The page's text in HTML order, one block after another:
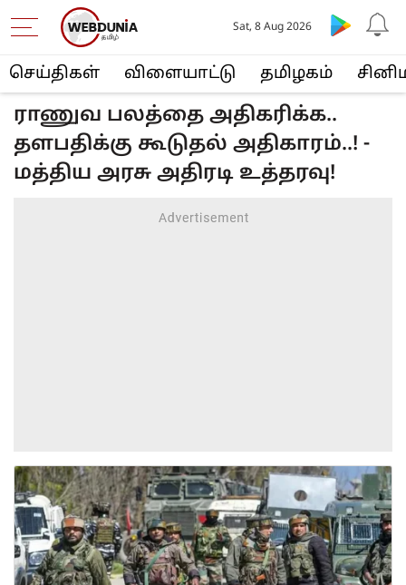
செய்திகள் விளையா‌ட்டு த‌மிழக‌ம்
Sat, 8 Aug 2026
ராணுவ பலத்தை அதிகரிக்க..
தளபதிக்கு கூடுதல் அதிகாரம்..! -
மத்திய அரசு அதிரடி உத்தரவு!